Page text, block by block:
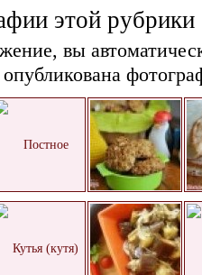
этой рубрики
вы